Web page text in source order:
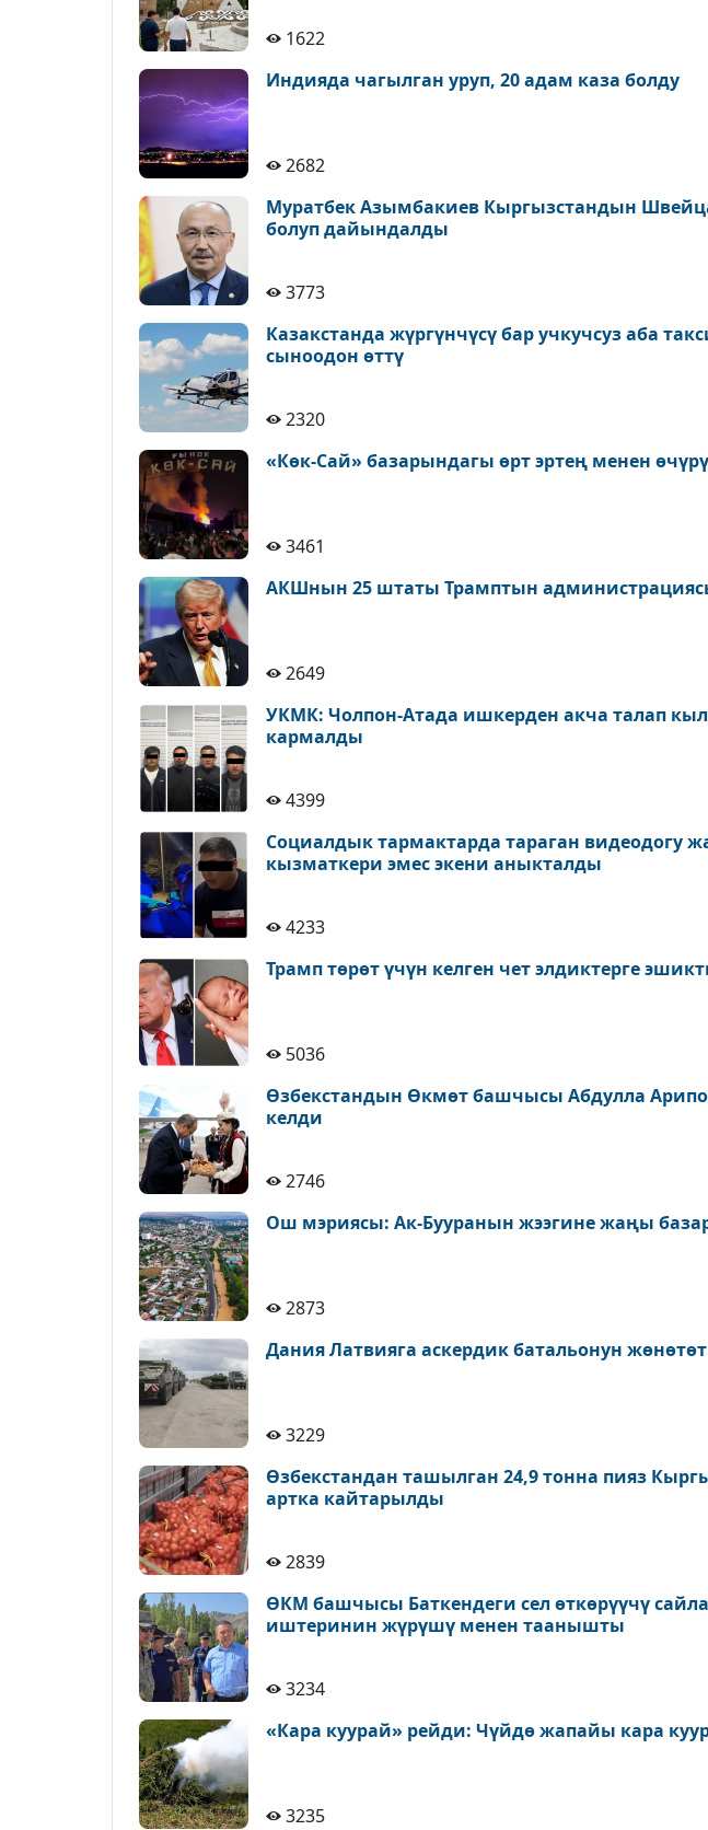
1622
Индияда чагылган уруп, 20 адам каза болду
2682
Муратбек Азымбакиев Кыргызстандын
болуп дайындалды
3773
Казакстанда жүргүнчүсү бар учкучсуз аба
сыноодон өттү
2320
«Көк-Сай» базарындагы өрт эртең менен
3461
АКШнын 25 штаты Трамптын
2649
УКМК: Чолпон-Атада ишкерден акча талап
кармалды
4399
Социалдык тармактарда тараган видеодогу
кызматкери эмес экени аныкталды
4233
Трамп төрөт үчүн келген чет элдиктерге
5036
Өзбекстандын Өкмөт башчысы Абдулла
келди
2746
Ош мэриясы: Ак-Бууранын жээгине жаңы
2873
Дания Латвияга аскердик батальонун жөнөтөт
3229
Өзбекстандан ташылган 24,9 тонна пияз
артка кайтарылды
2839
ӨКМ башчысы Баткендеги сел өткөрүүчү
иштеринин жүрүшү менен таанышты
3234
«Кара куурай» рейди: Чүйдө жапайы кара
3235